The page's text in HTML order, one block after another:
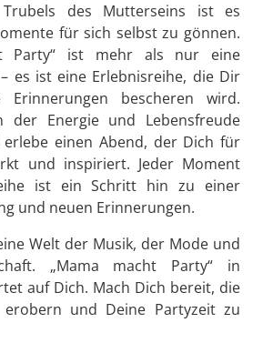
des Mutterseins ist es
für sich selbst zu gönnen.
Party“ ist mehr als nur eine
es ist eine Erlebnisreihe, die Dir
Erinnerungen bescheren wird.
der Energie und Lebensfreude
einen Abend, der Dich für
und inspiriert. Jeder Moment
ist ein Schritt hin zu einer
und neuen Erinnerungen.
Welt der Musik, der Mode und
„Mama macht Party“ in
auf Dich. Mach Dich bereit, die
erobern und Deine Partyzeit zu